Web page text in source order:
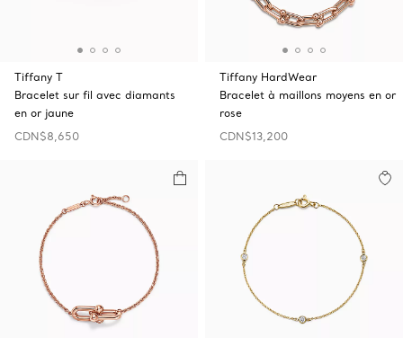
Tiffany T
Bracelet sur fil avec diamants
en or jaune
CDN$8,650
Tiffany HardWear
Bracelet à maillons moyens en or
rose
CDN$13,200